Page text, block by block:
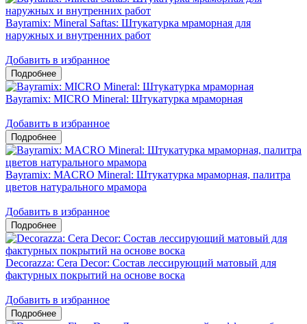
Bayramix: Mineral Saftas: Штукатурка мраморная для
наружных и внутренних работ
Добавить в избранное
Bayramix: MICRO Mineral: Штукатурка мраморная
Добавить в избранное
Bayramix: MACRO Mineral: Штукатурка мраморная, палитра
цветов натурального мрамора
Добавить в избранное
Decorazza: Cera Decor: Состав лессирующий матовый для
фактурных покрытий на основе воска
Добавить в избранное